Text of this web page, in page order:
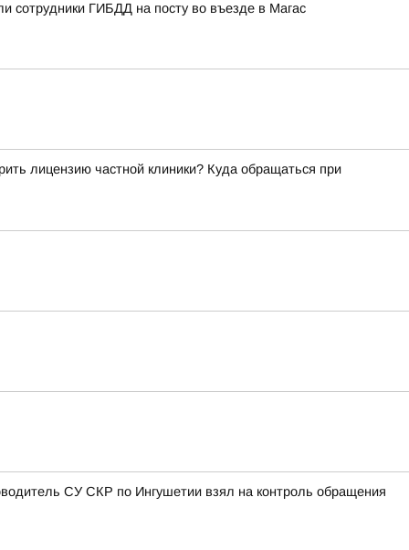
сотрудники ГИБДД на посту во въезде в Магас
лицензию частной клиники? Куда обращаться при
СУ СКР по Ингушетии взял на контроль обращения